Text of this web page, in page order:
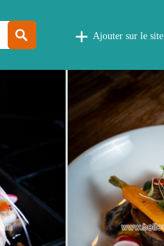
Ajouter sur le site